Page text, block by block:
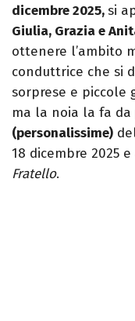
dicembre 2025,si
Giulia, Grazia e
ottenere l’ambito
conduttrice che si
sorprese e piccole
ma la noia la fa da
(personalissime)
18 dicembre 2025
Fratello.